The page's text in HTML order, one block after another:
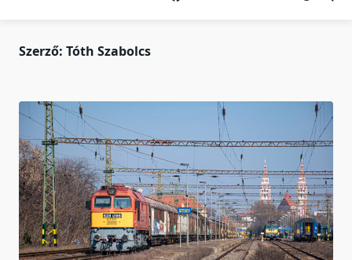
Szerző: Tóth Szabolcs